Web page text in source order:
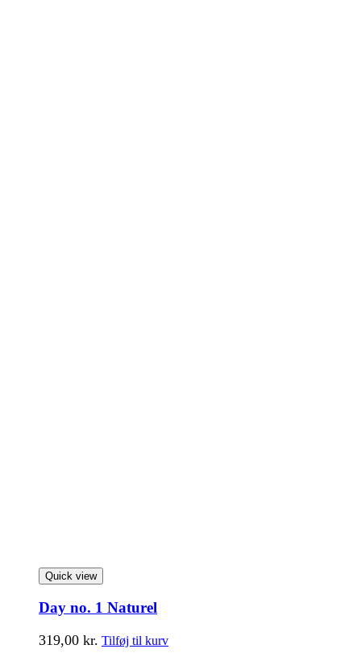
Quick view
Day no. 1 Naturel
319,00 kr. Tilføj til kurv